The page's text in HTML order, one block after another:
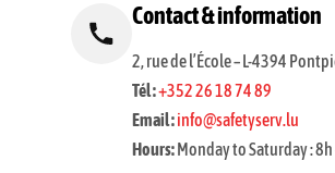
Contact & information
2, rue de l’École – L-4394
Tél :+352 26 18 74 89
Email :info@safetyserv.lu
Hours:Monday to Saturday : 8h